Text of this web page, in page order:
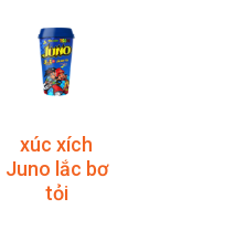
xúc xích
Juno lắc bơ
tỏi